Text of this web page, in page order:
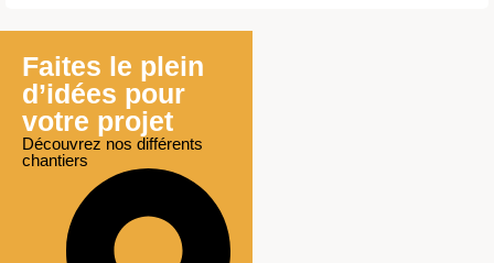
Faites le plein
d’idées pour
votre projet
Découvrez nos différents
chantiers